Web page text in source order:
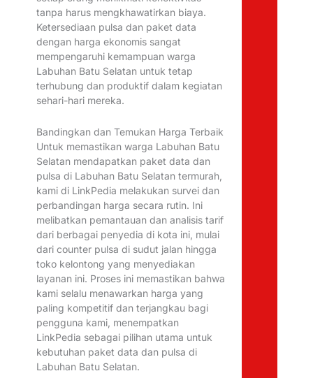
tanpa harus mengkhawatirkan biaya.
Ketersediaan pulsa dan paket data
dengan harga ekonomis sangat
mempengaruhi kemampuan warga
Labuhan Batu Selatan untuk tetap
terhubung dan produktif dalam kegiatan
sehari-hari mereka.
Bandingkan dan Temukan Harga Terbaik
Untuk memastikan warga Labuhan Batu
Selatan mendapatkan paket data dan
pulsa di Labuhan Batu Selatan termurah,
kami di LinkPedia melakukan survei dan
perbandingan harga secara rutin. Ini
melibatkan pemantauan dan analisis tarif
dari berbagai penyedia di kota ini, mulai
dari counter pulsa di sudut jalan hingga
toko kelontong yang menyediakan
layanan ini. Proses ini memastikan bahwa
kami selalu menawarkan harga yang
paling kompetitif dan terjangkau bagi
pengguna kami, menempatkan
LinkPedia sebagai pilihan utama untuk
kebutuhan paket data dan pulsa di
Labuhan Batu Selatan.